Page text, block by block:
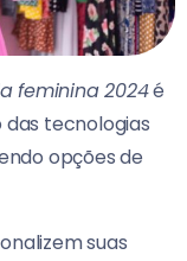
feminina 2024é
das tecnologias
opções de
suas